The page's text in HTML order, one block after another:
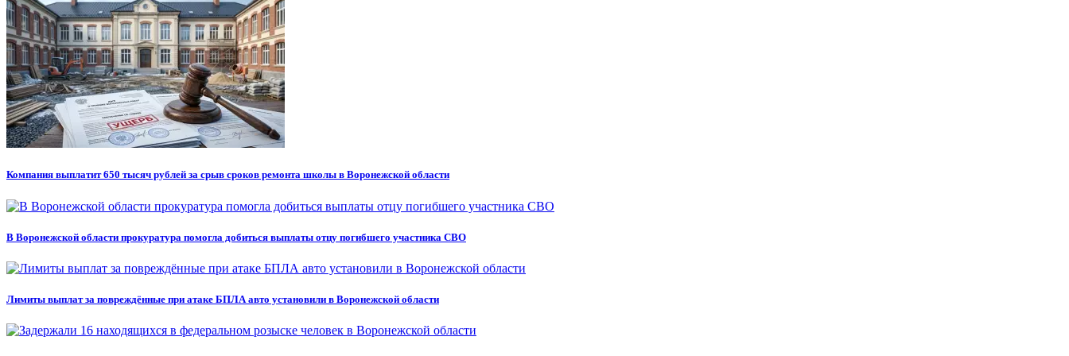
Компания выплатит 650 тысяч рублей за срыв сроков ремонта школы в Воронежской области
В Воронежской области прокуратура помогла добиться выплаты отцу погибшего участника СВО
Лимиты выплат за повреждённые при атаке БПЛА авто установили в Воронежской области